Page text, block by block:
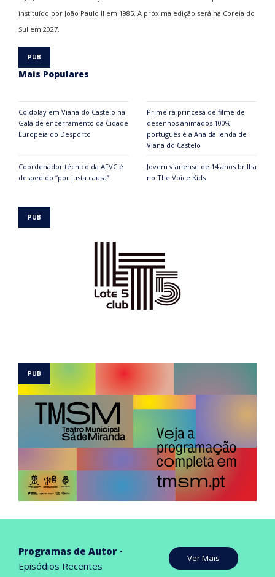
instituído por João Paulo II em 1985. A próxima edição será na Coreia do
Sul em 2027.
Mais Populares
Coldplay em Viana do Castelo na
Gala de encerramento da Cidade
Europeia do Desporto
Primeira princesa de filme de
desenhos animados 100%
português é a Ana da lenda de
Viana do Castelo
Coordenador técnico da AFVC é
despedido “por justa causa”
Jovem vianense de 14 anos brilha
no The Voice Kids
Programas de Autor
Episódios Recentes
Ver Mais